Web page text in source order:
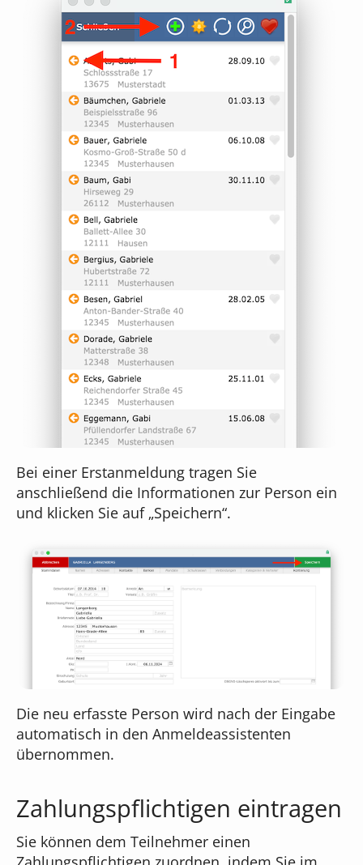
Bei einer Erstanmeldung tragen Sie
anschließend die Informationen zur Person ein
und klicken Sie auf „Speichern“.
Die neu erfasste Person wird nach der Eingabe
automatisch in den Anmeldeassistenten
übernommen.
Zahlungspflichtigen eintragen
Sie können dem Teilnehmer einen